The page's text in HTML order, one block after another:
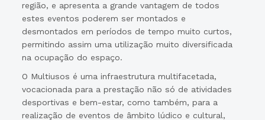
região, e apresenta a grande vantagem de todos
estes eventos poderem ser montados e
desmontados em períodos de tempo muito curtos,
permitindo assim uma utilização muito diversificada
na ocupação do espaço.
O Multiusos é uma infraestrutura multifacetada,
vocacionada para a prestação não só de atividades
desportivas e bem-estar, como também, para a
realização de eventos de âmbito lúdico e cultural,